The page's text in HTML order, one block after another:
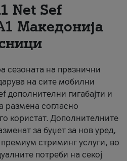
Net Sеf
Македонија
сезоната на празнични
на сите мобилни
дополнителни гигабајти и
размена согласно
користат. Дополнителните
за буџет за нов уред,
стриминг услуги, во
потреби на секој